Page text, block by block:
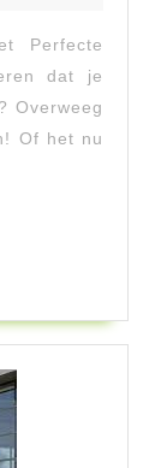
Perfecte
dat je
Overweeg
Of het nu